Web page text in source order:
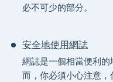
必不可少的部分。
安全地使用網誌
網誌是一個相當便利
而，你必須小心注意